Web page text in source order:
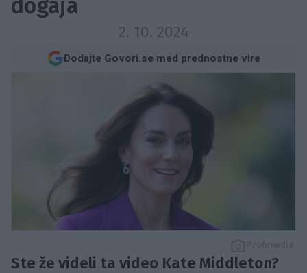
dogaja
2. 10. 2024
Dodajte Govori.se med prednostne vire
Ste že videli ta video Kate Middleton?